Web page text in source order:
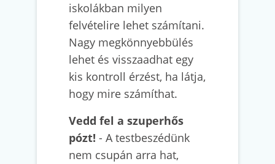
iskolákban milyen
felvételire lehet számítani.
Nagy megkönnyebbülés
lehet és visszaadhat egy
kis kontroll érzést, ha látja,
hogy mire számíthat.
Vedd fel a szuperhős
pózt! - A testbeszédünk
nem csupán arra hat,